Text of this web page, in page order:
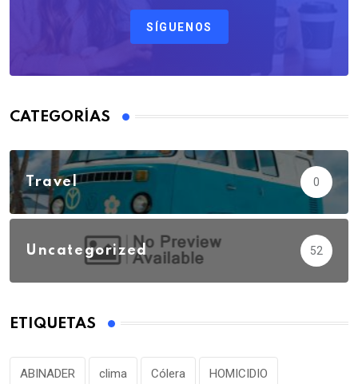
SÍGUENOS
CATEGORÍAS
Travel 0
Uncategorized 52
ETIQUETAS
ABINADER clima Cólera HOMICIDIO